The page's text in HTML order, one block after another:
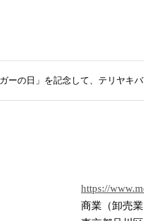
ーの日」を記念して、テリヤキ
https://
商業（卸売業